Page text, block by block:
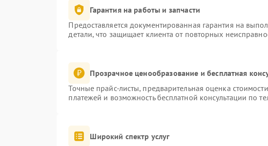
Гарантия на работы и запчасти
Предоставляется документированная гарантия на
детали, что защищает клиента от повторных
Прозрачное ценообразование и бесплатная
Точные прайс-листы, предварительная оценка
платежей и возможность бесплатной консультации по
Широкий спектр услуг